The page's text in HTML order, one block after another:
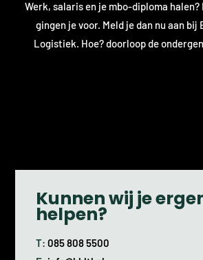
Werk, salaris en je mbo-diploma halen?
gingen je voor. Meld je dan nu aan
Logistiek. Hoe? doorloop de
Kunnen wij je
helpen?
T: 085 808 5500